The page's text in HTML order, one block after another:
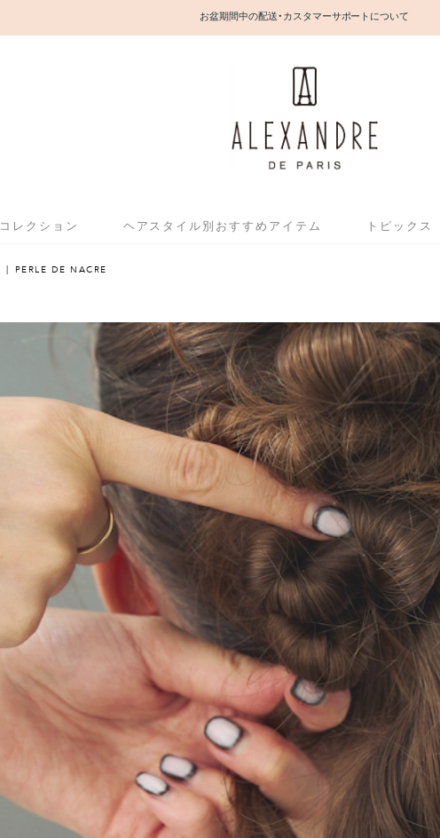
お盆期間中の配送・カスタマーサポートについて
コレクション ヘアスタイル別おすすめアイテム トピックス
PERLE DE NACRE